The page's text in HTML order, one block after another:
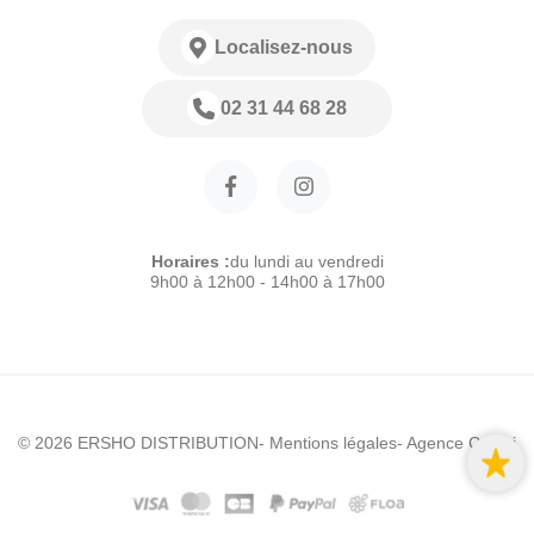
Localisez-nous
02 31 44 68 28
Horaires :du lundi au vendredi
9h00 à 12h00 - 14h00 à 17h00
© 2026 ERSHO DISTRIBUTION- Mentions légales- Agence Colibri